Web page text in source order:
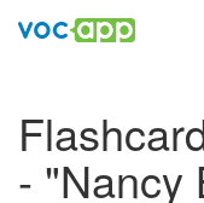
- "Nancy